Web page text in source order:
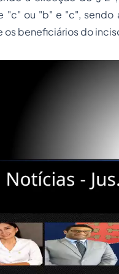
"c" ou "b" e "c",
os beneficiários do